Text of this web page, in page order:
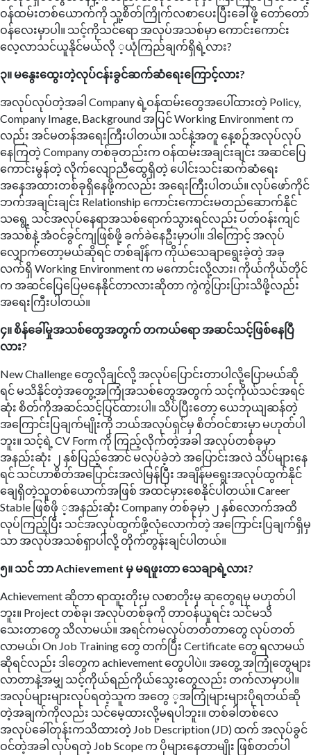
ဝန်ထမ်းတစ်ယောက်ကို သူ့စိတ်ကြိုက်လစာပေးပြီးခေါ်ဖို့ တော်တော်
ဝန်လေးမှာပါ။ သင့်ကိုသင်ရော အလုပ်အသစ်မှာ ကောင်းကောင်း
လေ့လာသင်ယူနိုင်မယ်လို ့ယုံကြည်ချက်ရှိရဲ့လား?
၃။ မနွေးထွေးတဲ့လုပ်ငန်းခွင်ဆက်ဆံရေးကြောင့်လား?
အလုပ်လုပ်တဲ့အခါ Company ရဲ့ဝန်ထမ်းတွေအပေါ်ထားတဲ့ Policy,
Company Image, Background အပြင် Working Environment က
လည်း အင်မတန်အရေးကြီးပါတယ်။ သင်နဲ့အတူ နေ့စဉ်အလုပ်လုပ်
နေကြတဲ့ Company တစ်ခုတည်းက ဝန်ထမ်းအချင်းချင်း အဆင်ပြေ
ကောင်းမွန်တဲ့ လိုက်လျောညီထွေရှိတဲ့ ပေါင်းသင်းဆက်ဆံရေး
အနေအထားတစ်ခုရှိနေဖို့ကလည်း အရေးကြီးပါတယ်။ လုပ်ဖော်ကိုင်
ဘက်အချင်းချင်း Relationship ကောင်းကောင်းမတည်ဆောက်နိုင်
သရွေ့ သင်အလုပ်နေရာအသစ်ရောက်သွားရင်လည်း ပတ်ဝန်းကျင်
အသစ်နဲ့ အံဝင်ခွင်ကျဖြစ်ဖို့ ခက်ခဲနေဦးမှာပါ။ ဒါကြောင့် အလုပ်
လျှောက်တော့မယ်ဆိုရင် တစ်ချိန်က ကိုယ်သေချာရွေးခဲ့တဲ့ အခု
လက်ရှိ Working Environment က မကောင်းလို့လား၊ ကိုယ်ကိုယ်တိုင်
က အဆင်ပြေပြေမနေနိုင်တာလားဆိုတာ ကွဲကွဲပြားပြားသိဖို့လည်း
အရေးကြီးပါတယ်။
၄။ စိန်ခေါ်မှုအသစ်တွေအတွက် တကယ်ရော အဆင်သင့်ဖြစ်နေပြီ
လား?
New Challenge တွေလိုချင်လို့ အလုပ်ပြောင်းတာပါလို့ပြောမယ်ဆို
ရင် မသိနိုင်တဲ့အတွေ့အကြုံအသစ်တွေအတွက် သင့်ကိုယ်သင်အရင်
ဆုံး စိတ်ကိုအဆင်သင့်ပြင်ထားပါ။ သိပ်ပြီးတော့ ယေဘုယျဆန်တဲ့
အကြောင်းပြချက်မျိုးကို ဘယ်အလုပ်ရှင်မှ စိတ်ဝင်စားမှာ မဟုတ်ပါ
ဘူး။ သင့်ရဲ့ CV Form ကို ကြည့်လိုက်တဲ့အခါ အလုပ်တစ်ခုမှာ
အနည်းဆုံး ၂ နှစ်ပြည့်အောင် မလုပ်ခဲ့ဘဲ အပြောင်းအလဲ သိပ်များနေ
ရင် သင်ဟာစိတ်အပြောင်းအလဲမြန်ပြီး အချိန်မရွေးအလုပ်ထွက်နိုင်
ချေရှိတဲ့သူတစ်ယောက်အဖြစ် အထင်မှားစေနိုင်ပါတယ်။ Career
Stable ဖြစ်ဖို ့အနည်းဆုံး Company တစ်ခုမှာ ၂ နှစ်လောက်အထိ
လုပ်ကြည့်ပြီး သင်အလုပ်ထွက်ဖို့လုံလောက်တဲ့ အကြောင်းပြချက်ရှိမှ
သာ အလုပ်အသစ်ရှာပါလို့ တိုက်တွန်းချင်ပါတယ်။
၅။ သင် ဘာ Achievement မှ မရဖူးတာ သေချာရဲ့လား?
Achievement ဆိုတာ ရာထူးတိုးမှ လစာတိုးမှ ဆုတွေရမှ မဟုတ်ပါ
ဘူး။ Project တစ်ခု၊ အလုပ်တစ်ခုကို တာဝန်ယူရင်း သင်မသိ
သေးတာတွေ သိလာမယ်။ အရင်ကမလုပ်တတ်တာတွေ လုပ်တတ်
လာမယ်၊ On Job Training တွေ တက်ပြီး Certificate တွေ ရလာမယ်
ဆိုရင်လည်း ဒါတွေက achievement တွေပါပဲ။ အတွေ့ အကြုံတွေများ
လာတာနဲ့အမျှ သင့်ကိုယ်ရည်ကိုယ်သွေးတွေလည်း တက်လာမှာပါ။
အလုပ်များများလုပ်ရတဲ့သူက အတွေ ့အကြုံများများပိုရတယ်ဆို
တဲ့အချက်ကိုလည်း သင်မေ့ထားလို့မရပါဘူး။ တစ်ခါတစ်လေ
အလုပ်ခေါ်တုန်းကသိထားတဲ့ Job Description (JD) ထက် အလုပ်ခွင်
ဝင်တဲ့အခါ လုပ်ရတဲ့ Job Scope က ပိုများနေတာမျိုး ဖြစ်တတ်ပါ